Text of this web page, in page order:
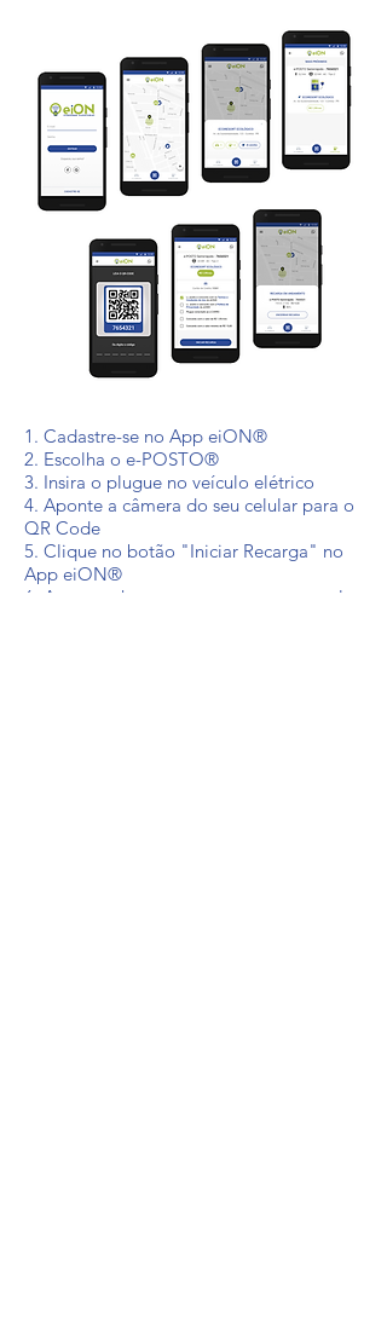
1. Cadastre-se no App eiON®
2. Escolha o e-POSTO®
3. Insira o plugue no veículo elétrico
4. Aponte a câmera do seu celular para o
QR Code
5. Clique no botão "Iniciar Recarga" no
App eiON®
6. Acompanhe a recarga em tempo real